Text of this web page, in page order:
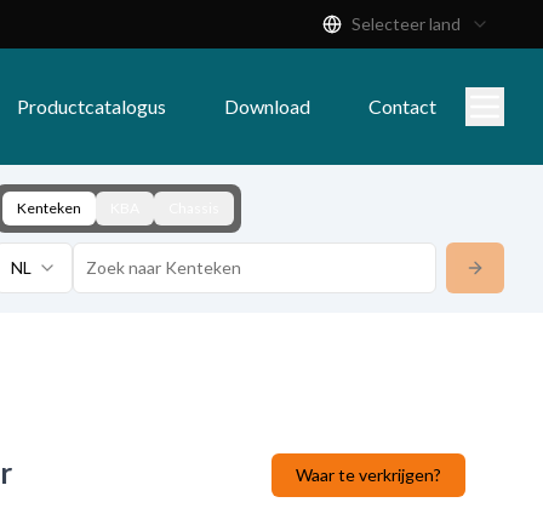
Selecteer land
Productcatalogus Download Contact
Kenteken
NL
Waar te verkrijgen?